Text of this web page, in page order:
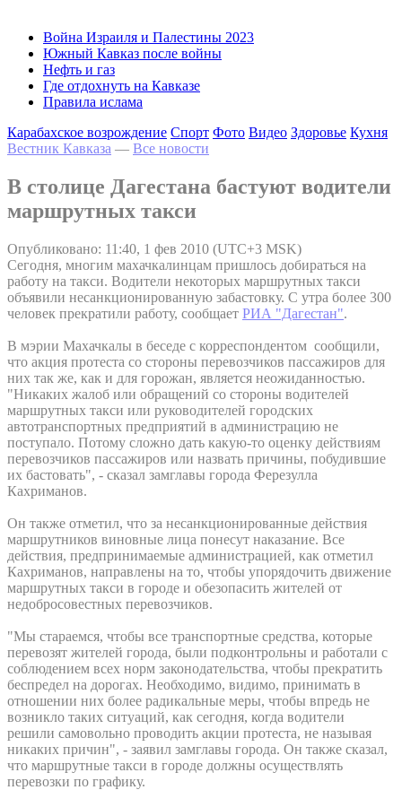
Война Израиля и Палестины 2023
Южный Кавказ после войны
Нефть и газ
Где отдохнуть на Кавказе
Правила ислама
Карабахское возрождение Спорт Фото Видео Здоровье Кухня
Вестник Кавказа — Все новости
В столице Дагестана бастуют водители
маршрутных такси
Опубликовано: 11:40, 1 фев 2010 (UTC+3 MSK)
Сегодня, многим махачкалинцам пришлось добираться на
работу на такси. Водители некоторых маршрутных такси
объявили несанкционированную забастовку. С утра более 300
человек прекратили работу, сообщает РИА "Дагестан".
В мэрии Махачкалы в беседе с корреспондентом сообщили,
что акция протеста со стороны перевозчиков пассажиров для
них так же, как и для горожан, является неожиданностью.
"Никаких жалоб или обращений со стороны водителей
маршрутных такси или руководителей городских
автотранспортных предприятий в администрацию не
поступало. Потому сложно дать какую-то оценку действиям
перевозчиков пассажиров или назвать причины, побудившие
их бастовать", - сказал замглавы города Ферезулла
Кахриманов.
Он также отметил, что за несанкционированные действия
маршрутников виновные лица понесут наказание. Все
действия, предпринимаемые администрацией, как отметил
Кахриманов, направлены на то, чтобы упорядочить движение
маршрутных такси в городе и обезопасить жителей от
недобросовестных перевозчиков.
"Мы стараемся, чтобы все транспортные средства, которые
перевозят жителей города, были подконтрольны и работали с
соблюдением всех норм законодательства, чтобы прекратить
беспредел на дорогах. Необходимо, видимо, принимать в
отношении них более радикальные меры, чтобы впредь не
возникло таких ситуаций, как сегодня, когда водители
решили самовольно проводить акции протеста, не называя
никаких причин", - заявил замглавы города. Он также сказал,
что маршрутные такси в городе должны осуществлять
перевозки по графику.